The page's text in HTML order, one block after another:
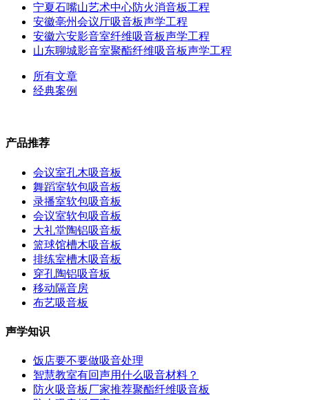
宁夏石嘴山艺术中心防火消音板工程
安徽亳州会议厅吸音板声学工程
安徽六安影音室纤维吸音板声学工程
山东聊城影音室聚酯纤维吸音板声学工程
所有文章
经典案例
产品推荐
会议室孔木吸音板
舞蹈室软包吸音板
录播室软包吸音板
会议室软包吸音板
大礼堂陶铝吸音板
篮球馆槽木吸音板
排练室槽木吸音板
穿孔陶铝吸音板
移动隔音房
布艺吸音板
声学知识
饭店要不要做吸音处理
智慧教室有回声用什么吸音材料？
防火吸音板厂家推荐聚酯纤维吸音板